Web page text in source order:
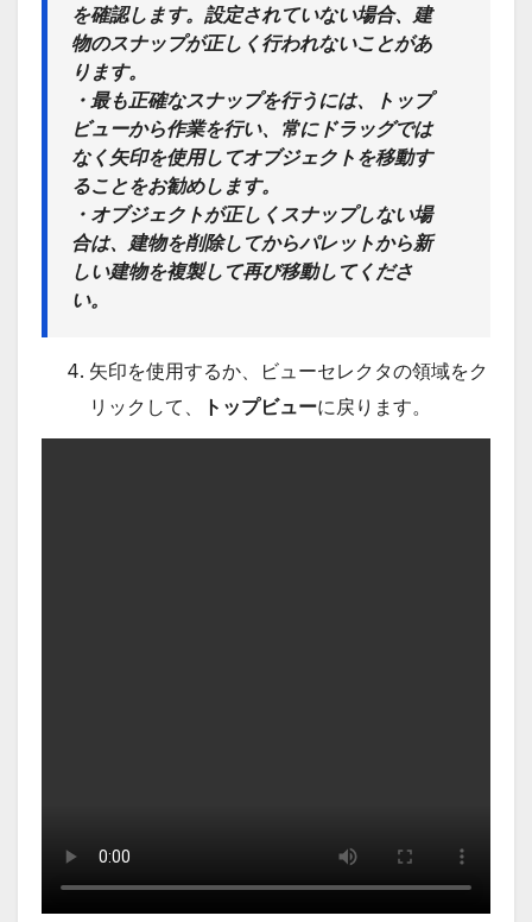
を確認します。設定されていない場合、建
物のスナップが正しく行われないことがあ
ります。
・最も正確なスナップを行うには、トップ
ビューから作業を行い、常にドラッグでは
なく矢印を使用してオブジェクトを移動す
ることをお勧めします。
・オブジェクトが正しくスナップしない場
合は、建物を削除してからパレットから新
しい建物を複製して再び移動してくださ
い。
矢印を使用するか、ビューセレクタの領域をク
リックして、
トップビューに戻ります。